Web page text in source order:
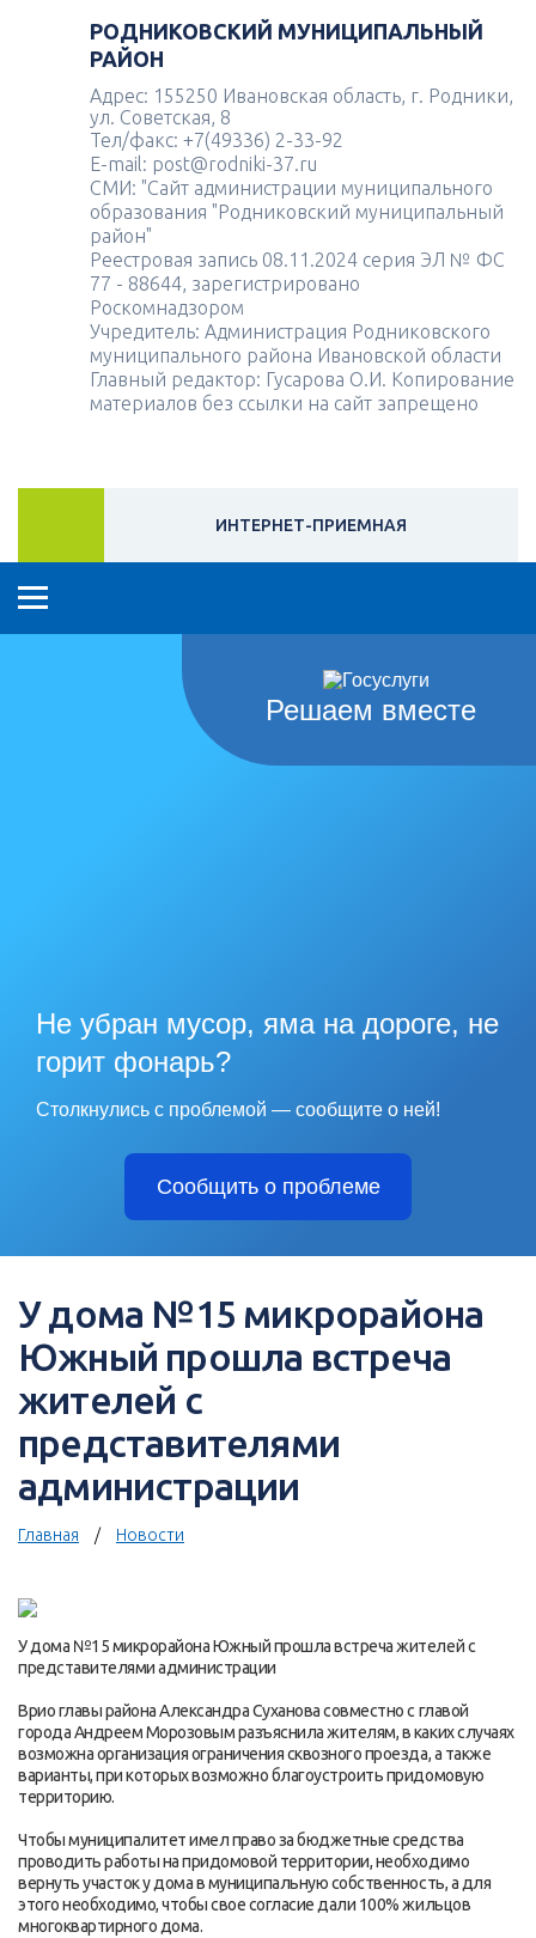
РОДНИКОВСКИЙ МУНИЦИПАЛЬНЫЙ
РАЙОН
Адрес: 155250 Ивановская область, г. Родники,
ул. Советская, 8
Тел/факс: +7(49336) 2-33-92
E-mail: post@rodniki-37.ru
СМИ: "Сайт администрации муниципального
образования "Родниковский муниципальный
район"
Реестровая запись 08.11.2024 серия ЭЛ № ФС
77 - 88644, зарегистрировано
Роскомнадзором
Учредитель: Администрация Родниковского
муниципального района Ивановской области
Главный редактор: Гусарова О.И. Копирование
материалов без ссылки на сайт запрещено
ИНТЕРНЕТ-ПРИЕМНАЯ
Решаем вместе
Не убран мусор, яма на дороге, не
горит фонарь?
Столкнулись с проблемой — сообщите о ней!
Сообщить о проблеме
У дома №15 микрорайона
Южный прошла встреча
жителей с
представителями
администрации
Главная Новости
У дома №15 микрорайона Южный прошла встреча жителей с
представителями администрации
Врио главы района Александра Суханова совместно с главой
города Андреем Морозовым разъяснила жителям, в каких случаях
возможна организация ограничения сквозного проезда, а также
варианты, при которых возможно благоустроить придомовую
территорию.
Чтобы муниципалитет имел право за бюджетные средства
проводить работы на придомовой территории, необходимо
вернуть участок у дома в муниципальную собственность, а для
этого необходимо, чтобы свое согласие дали 100% жильцов
многоквартирного дома.